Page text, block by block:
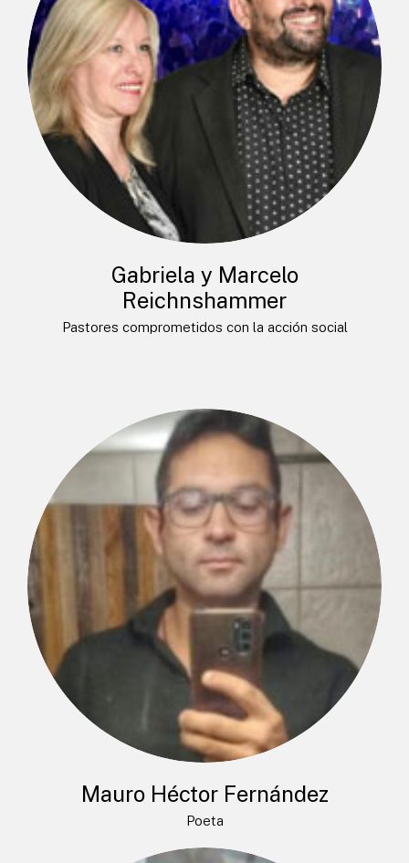
Gabriela y Marcelo
Reichnshammer
Pastores comprometidos con la acción social
Mauro Héctor Fernández
Poeta